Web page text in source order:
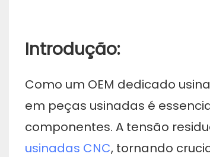
Introdução:
Como um OEM dedicado
em peças usinadas é
componentes. A tensão
usinadas CNC, tornando